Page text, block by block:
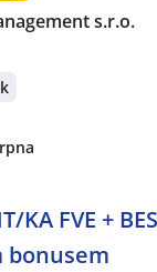
s.r.o.
KA FVE +
bonusem